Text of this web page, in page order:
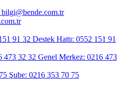
bilgi@bende.com.tr
Destek Hattı: 0552 151 91
Genel Merkez: 0216 473
Şube: 0216 353 70 75